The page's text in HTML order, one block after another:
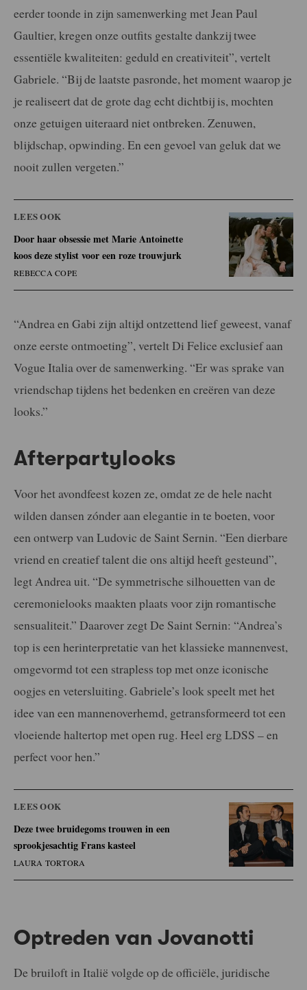
eerder toonde in zijn samenwerking met Jean Paul
Gaultier, kregen onze outfits gestalte dankzij twee
essentiële kwaliteiten: geduld en creativiteit”, vertelt
Gabriele. “Bij de laatste pasronde, het moment waarop je
je realiseert dat de grote dag echt dichtbij is, mochten
onze getuigen uiteraard niet ontbreken. Zenuwen,
blijdschap, opwinding. En een gevoel van geluk dat we
nooit zullen vergeten.”
LEES OOK
Door haar obsessie met Marie Antoinette
koos deze stylist voor een roze trouwjurk
REBECCA COPE
“Andrea en Gabi zijn altijd ontzettend lief geweest, vanaf
onze eerste ontmoeting”, vertelt Di Felice exclusief aan
Vogue Italia over de samenwerking. “Er was sprake van
vriendschap tijdens het bedenken en creëren van deze
looks.”
Afterpartylooks
Voor het avondfeest kozen ze, omdat ze de hele nacht
wilden dansen zónder aan elegantie in te boeten, voor
een ontwerp van Ludovic de Saint Sernin. “Een dierbare
vriend en creatief talent die ons altijd heeft gesteund”,
legt Andrea uit. “De symmetrische silhouetten van de
ceremonielooks maakten plaats voor zijn romantische
sensualiteit.” Daarover zegt De Saint Sernin: “Andrea’s
top is een herinterpretatie van het klassieke mannenvest,
omgevormd tot een strapless top met onze iconische
oogjes en vetersluiting. Gabriele’s look speelt met het
idee van een mannenoverhemd, getransformeerd tot een
vloeiende haltertop met open rug. Heel erg LDSS – en
perfect voor hen.”
LEES OOK
Deze twee bruidegoms trouwen in een
sprookjesachtig Frans kasteel
LAURA TORTORA
Optreden van Jovanotti
De bruiloft in Italië volgde op de officiële, juridische